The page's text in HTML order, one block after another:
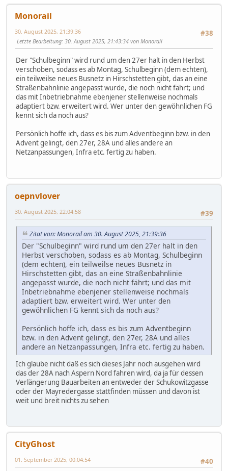
Monorail
#38
30. August 2025, 21:39:36
Letzte Bearbeitung: 30. August 2025, 21:43:34 von Monorail
Der "Schulbeginn" wird rund um den 27er halt in den Herbst
verschoben, sodass es ab Montag, Schulbeginn (dem echten),
ein teilweilse neues Busnetz in Hirschstetten gibt, das an eine
Straßenbahnlinie angepasst wurde, die noch nicht fährt; und
das mit Inbetriebnahme ebenjener stellenweise nochmals
adaptiert bzw. erweitert wird. Wer unter den gewöhnlichen FG
kennt sich da noch aus?
Persönlich hoffe ich, dass es bis zum Adventbeginn bzw. in den
Advent gelingt, den 27er, 28A und alles andere an
Netzanpassungen, Infra etc. fertig zu haben.
oepnvlover
#39
30. August 2025, 22:04:58
Zitat von: Monorail am 30. August 2025, 21:39:36
Der "Schulbeginn" wird rund um den 27er halt in den
Herbst verschoben, sodass es ab Montag, Schulbeginn
(dem echten), ein teilweilse neues Busnetz in
Hirschstetten gibt, das an eine Straßenbahnlinie
angepasst wurde, die noch nicht fährt; und das mit
Inbetriebnahme ebenjener stellenweise nochmals
adaptiert bzw. erweitert wird. Wer unter den
gewöhnlichen FG kennt sich da noch aus?
Persönlich hoffe ich, dass es bis zum Adventbeginn
bzw. in den Advent gelingt, den 27er, 28A und alles
andere an Netzanpassungen, Infra etc. fertig zu haben.
Ich glaube nicht daß es sich dieses Jahr noch ausgehen wird
das der 28A nach Aspern Nord fahren wird, da ja für dessen
Verlängerung Bauarbeiten an entweder der Schukowitzgasse
oder der Mayredergasse stattfinden müssen und davon ist
weit und breit nichts zu sehen
CityGhost
#40
01. September 2025, 00:04:54